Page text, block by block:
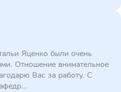
Яценко были очень
Отношение внимательное
Вас за работу. С